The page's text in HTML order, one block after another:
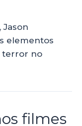
Jason
elementos
terror no
filmes